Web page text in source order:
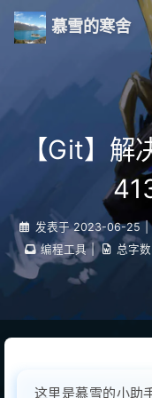
慕雪的寒舍
【Git】解
发表于 2023-06-25
编程工具 | 总字
这里是慕雪的小助